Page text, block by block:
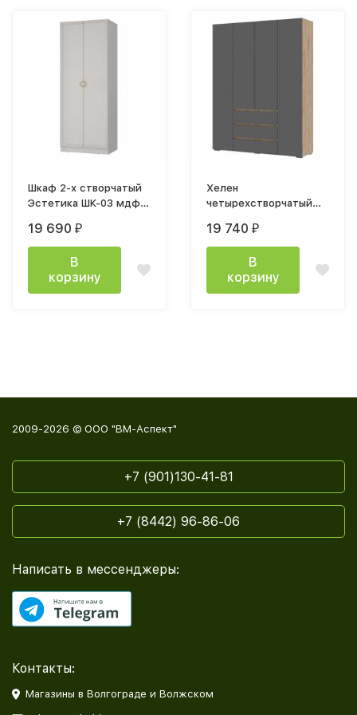
Шкаф 2-х створчатый
Эстетика ШК-03 мдф
19 690 ₽
В
корзину
Хелен
четырехстворчатый
дуб крафт золото /
графит
19 740 ₽
В
корзину
2009-2026 © ООО "ВМ-Аспект"
+7 (901)130-41-81
+7 (8442) 96-86-06
Написать в мессенджеры:
Контакты:
Магазины в Волгограде и Волжском